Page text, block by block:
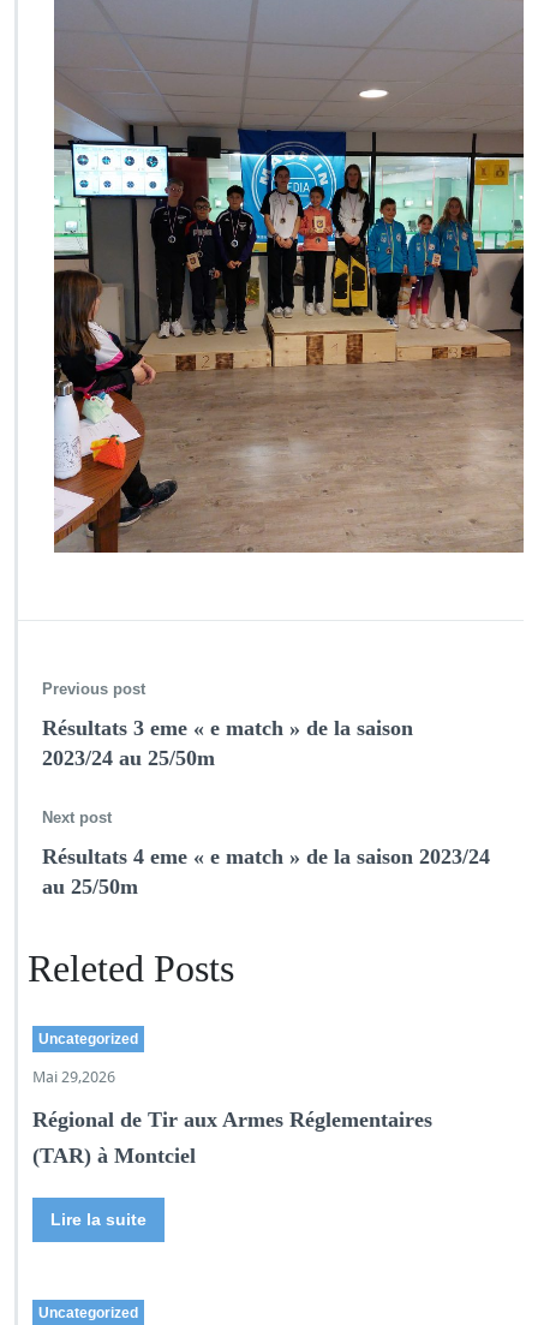
Previous post
Résultats 3 eme « e match » de la saison
2023/24 au 25/50m
Next post
Résultats 4 eme « e match » de la saison 2023/24
au 25/50m
Releted Posts
Uncategorized
Mai 29,2026
Régional de Tir aux Armes Réglementaires
(TAR) à Montciel
Lire la suite
Uncategorized